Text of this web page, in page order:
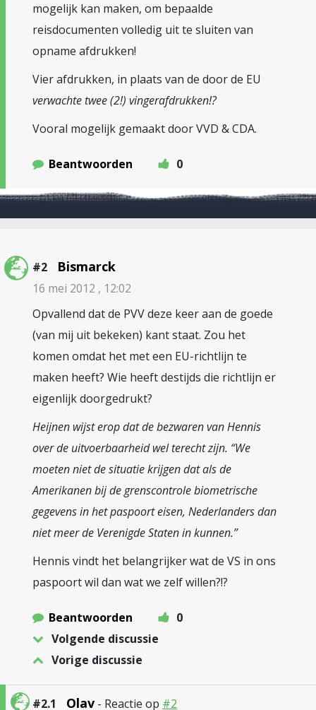
mogelijk kan maken, om bepaalde
reisdocumenten volledig uit te sluiten van
opname afdrukken!
Vier afdrukken, in plaats van de door de EU
verwachte twee (2!) vingerafdrukken!?
Vooral mogelijk gemaakt door VVD & CDA.
Beantwoorden 0
#2 Bismarck
16 mei 2012 , 12:02
Opvallend dat de PVV deze keer aan de goede
(van mij uit bekeken) kant staat. Zou het
komen omdat het met een EU-richtlijn te
maken heeft? Wie heeft destijds die richtlijn er
eigenlijk doorgedrukt?
Heijnen wijst erop dat de bezwaren van Hennis
over de uitvoerbaarheid wel terecht zijn. “We
moeten niet de situatie krijgen dat als de
Amerikanen bij de grenscontrole biometrische
gegevens in het paspoort eisen, Nederlanders dan
niet meer de Verenigde Staten in kunnen.”
Hennis vindt het belangrijker wat de VS in ons
paspoort wil dan wat we zelf willen?!?
Beantwoorden
0
Volgende discussie
Vorige discussie
#2.1 Olav - Reactie op #2